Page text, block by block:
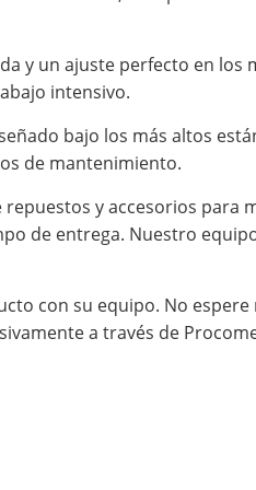
y un ajuste perfecto en los
intensivo.
bajo los más altos
de mantenimiento.
y accesorios para
de entrega. Nuestro
con su equipo. No espere
a través de